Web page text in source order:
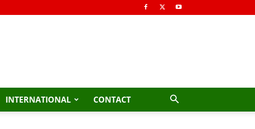
INTERNATIONAL CONTACT